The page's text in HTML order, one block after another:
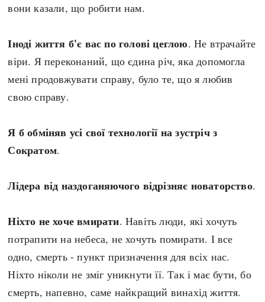
вони казали, що робити нам.
Іноді життя б'є вас по голові цеглою. Не втрачайте
віри. Я переконаний, що єдина річ, яка допомогла
мені продовжувати справу, було те, що я любив
свою справу.
Я б обміняв усі свої технології на зустріч з
Сократом.
Лідера від наздоганяючого відрізняє новаторство.
Ніхто не хоче вмирати. Навіть люди, які хочуть
потрапити на небеса, не хочуть помирати. І все
одно, смерть - пункт призначення для всіх нас.
Ніхто ніколи не зміг уникнути її. Так і має бути, бо
смерть, напевно, саме найкращий винахід життя.